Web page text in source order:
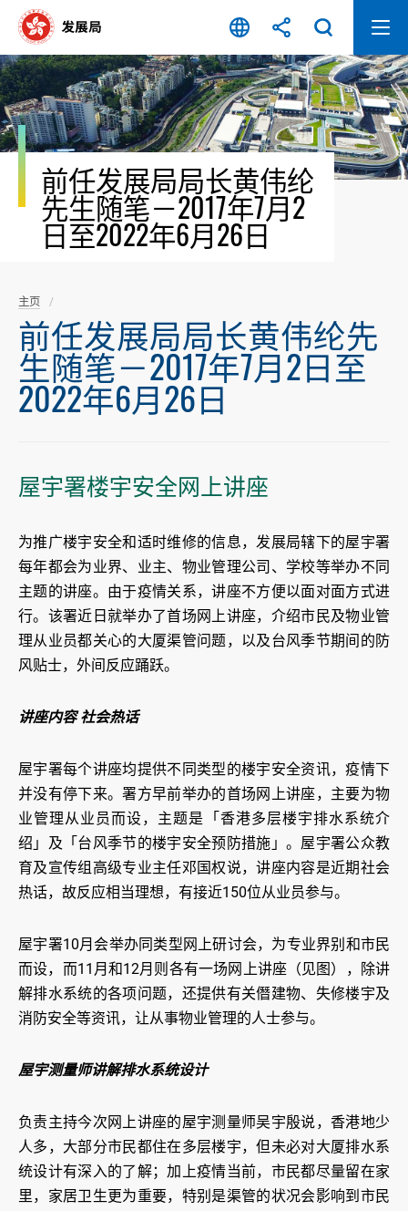
容
开
始
前任发展局局长黄伟纶
先生随笔－2017年7月2
日至2022年6月26日
主页
前任发展局局长黄伟纶先
生随笔－2017年7月2日至
2022年6月26日
屋宇署楼宇安全网上讲座
为推广楼宇安全和适时维修的信息，发展局辖下的屋宇署
每年都会为业界、业主、物业管理公司、学校等举办不同
主题的讲座。由于疫情关系，讲座不方便以面对面方式进
行。该署近日就举办了首场网上讲座，介绍市民及物业管
理从业员都关心的大厦渠管问题，以及台风季节期间的防
风贴士，外间反应踊跃。
讲座内容 社会热话
屋宇署每个讲座均提供不同类型的楼宇安全资讯，疫情下
并没有停下来。署方早前举办的首场网上讲座，主要为物
业管理从业员而设，主题是「香港多层楼宇排水系统介
绍」及「台风季节的楼宇安全预防措施」。屋宇署公众教
育及宣传组高级专业主任邓国权说，讲座内容是近期社会
热话，故反应相当理想，有接近150位从业员参与。
屋宇署10月会举办同类型网上研讨会，为专业界别和市民
而设，而11月和12月则各有一场网上讲座（见图），除讲
解排水系统的各项问题，还提供有关僭建物、失修楼宇及
消防安全等资讯，让从事物业管理的人士参与。
屋宇测量师讲解排水系统设计
负责主持今次网上讲座的屋宇测量师吴宇殷说，香港地少
人多，大部分市民都住在多层楼宇，但未必对大厦排水系
统设计有深入的了解；加上疫情当前，市民都尽量留在家
里，家居卫生更为重要，特别是渠管的状况会影响到市民